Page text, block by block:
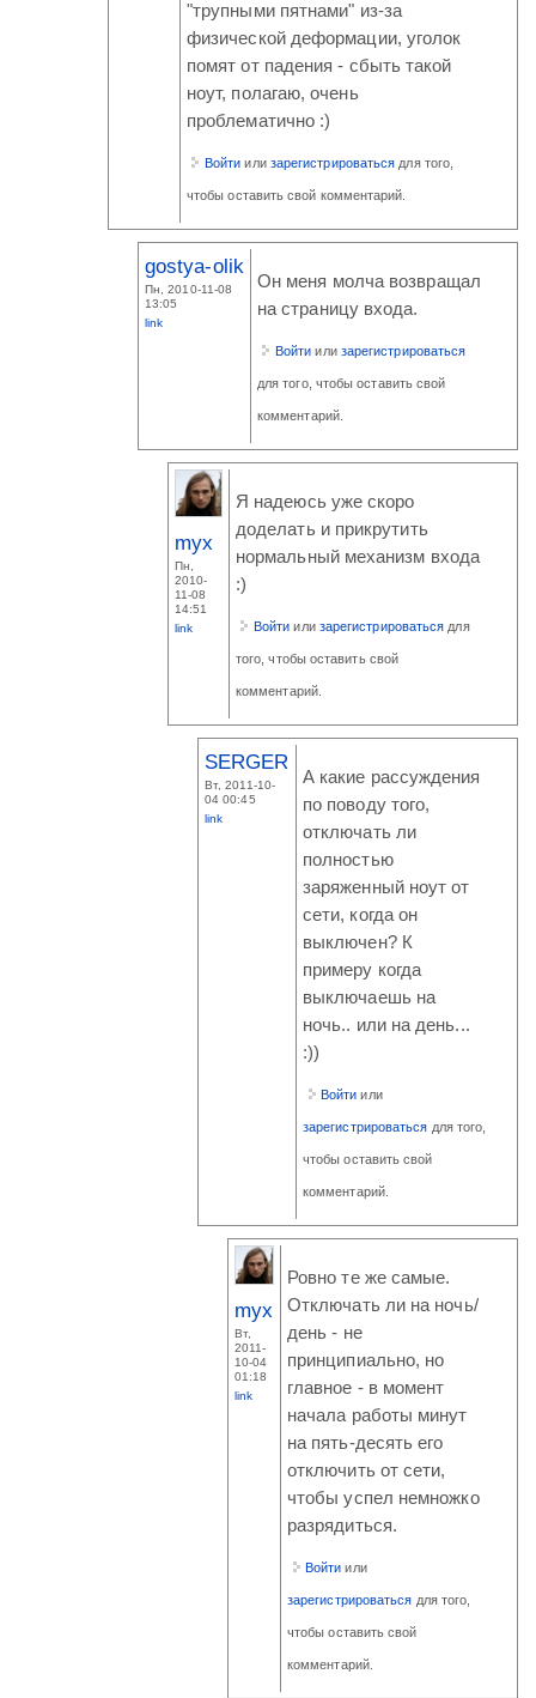
"трупными пятнами" из-за
физической деформации, уголок
помят от падения - сбыть такой
ноут, полагаю, очень
проблематично :)
Войти или зарегистрироваться для того,
чтобы оставить свой комментарий.
gostya-olik
Пн, 2010-11-08
13:05
link
Он меня молча возвращал
на страницу входа.
Войти или зарегистрироваться
для того, чтобы оставить свой
комментарий.
myx
Пн,
2010-
11-08
14:51
link
Я надеюсь уже скоро
доделать и прикрутить
нормальный механизм входа
:)
Войти или зарегистрироваться для
того, чтобы оставить свой
комментарий.
SERGER
Вт, 2011-10-
04 00:45
link
А какие рассуждения
по поводу того,
отключать ли
полностью
заряженный ноут от
сети, когда он
выключен? К
примеру когда
выключаешь на
ночь.. или на день...
:))
Войти или
зарегистрироваться для того,
чтобы оставить свой
комментарий.
myx
Вт,
2011-
10-04
01:18
link
Ровно те же самые.
Отключать ли на ночь/
день - не
принципиально, но
главное - в момент
начала работы минут
на пять-десять его
отключить от сети,
чтобы успел немножко
разрядиться.
Войти или
зарегистрироваться для того,
чтобы оставить свой
комментарий.